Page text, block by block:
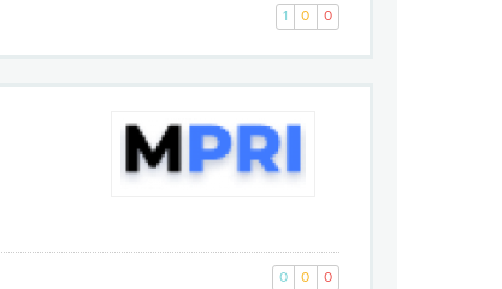
1 0 0
0 0 0